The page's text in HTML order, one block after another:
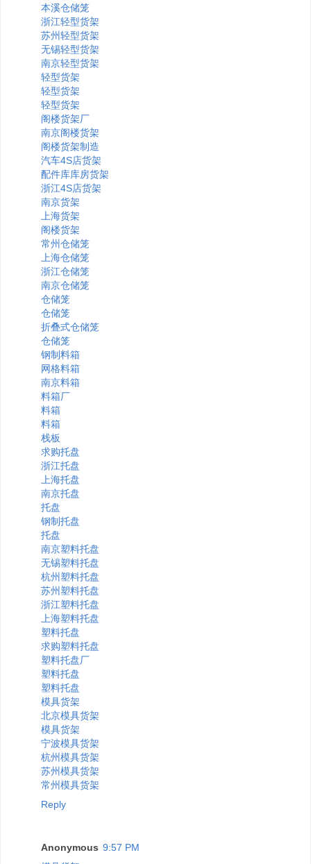
本溪仓储笼
浙江轻型货架
苏州轻型货架
无锡轻型货架
南京轻型货架
轻型货架
轻型货架
轻型货架
阁楼货架厂
南京阁楼货架
阁楼货架制造
汽车4S店货架
配件库库房货架
浙江4S店货架
南京货架
上海货架
阁楼货架
常州仓储笼
上海仓储笼
浙江仓储笼
南京仓储笼
仓储笼
仓储笼
折叠式仓储笼
仓储笼
钢制料箱
网格料箱
南京料箱
料箱厂
料箱
料箱
栈板
求购托盘
浙江托盘
上海托盘
南京托盘
托盘
钢制托盘
托盘
南京塑料托盘
无锡塑料托盘
杭州塑料托盘
苏州塑料托盘
浙江塑料托盘
上海塑料托盘
塑料托盘
求购塑料托盘
塑料托盘厂
塑料托盘
塑料托盘
模具货架
北京模具货架
模具货架
宁波模具货架
杭州模具货架
苏州模具货架
常州模具货架
Reply
Anonymous 9:57 PM